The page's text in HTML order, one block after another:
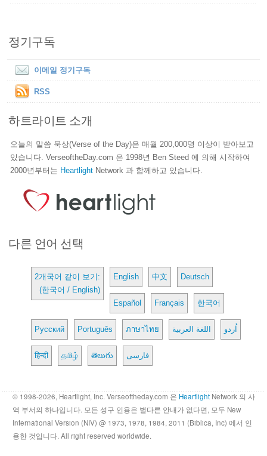
정기구독
이메일 정기구독
RSS
하트라이트 소개
오늘의 말씀 묵상(Verse of the Day)은 매월 200,000명 이상이 받아보고
있습니다. VerseoftheDay.com 은 1998년 Ben Steed 에 의해 시작하여
2000년부터는 Heartlight Network 과 함께하고 있습니다.
다른 언어 선택
2개국어 같이 보기:
(한국어 / English)
English 中文 Deutsch
Español Français 한국어
Русский Português ภาษาไทย اللغة العربية اُردو
हिन्दी தமிழ் తెలుగు فارسی
© 1998-2026, Heartlight, Inc. Verseoftheday.com 은 Heartlight Network 의 사
역 부서의 하나입니다. 모든 성구 인용은 별다른 안내가 없다면, 모두 New
International Version (NIV) @ 1973, 1978, 1984, 2011 (Biblica, Inc) 에서 인
용한 것입니다. All right reserved worldwide.